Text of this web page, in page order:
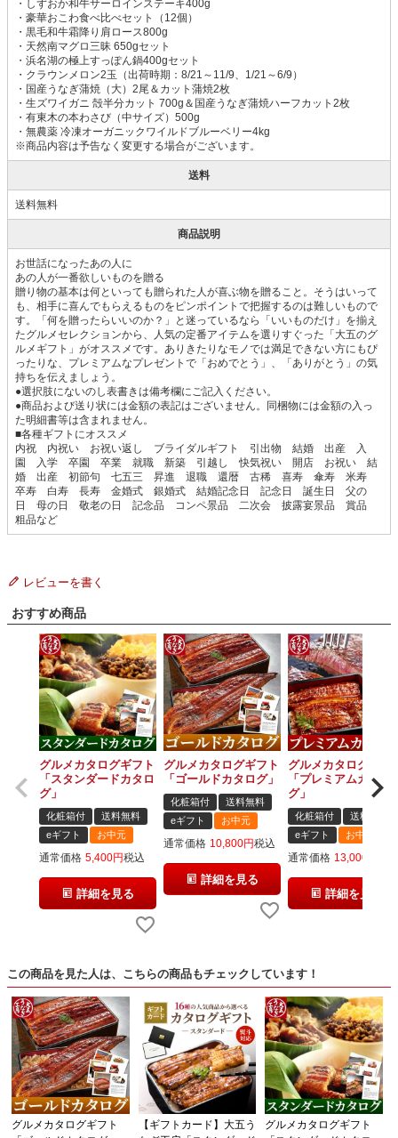
・しずおか和牛サーロインステーキ400g
・豪華おこわ食べ比べセット（12個）
・黒毛和牛霜降り肩ロース800g
・天然南マグロ三昧 650gセット
・浜名湖の極上すっぽん鍋400gセット
・クラウンメロン2玉（出荷時期：8/21～11/9、1/21～6/9）
・国産うなぎ蒲焼（大）2尾＆カット蒲焼2枚
・生ズワイガニ 殻半分カット 700g＆国産うなぎ蒲焼ハーフカット2枚
・有東木の本わさび（中サイズ）500g
・無農薬 冷凍オーガニックワイルドブルーベリー4kg
※商品内容は予告なく変更する場合がございます。
送料
送料無料
商品説明
お世話になったあの人に
あの人が一番欲しいものを贈る
贈り物の基本は何といっても贈られた人が喜ぶ物を贈ること。そうはいって
も、相手に喜んでもらえるものをピンポイントで把握するのは難しいもので
す。「何を贈ったらいいのか？」と迷っているなら「いいものだけ」を揃え
たグルメセレクションから、人気の定番アイテムを選りすぐった「大五のグ
ルメギフト」がオススメです。ありきたりなモノでは満足できない方にもぴ
ったりな、プレミアムなプレゼントで「おめでとう」、「ありがとう」の気
持ちを伝えましょう。
●選択肢にないのし表書きは備考欄にご記入ください。
●商品および送り状には金額の表記はございません。同梱物には金額の入っ
た明細書等は含まれません。
■各種ギフトにオススメ
内祝 内祝い お祝い返し ブライダルギフト 引出物 結婚 出産 入
園 入学 卒園 卒業 就職 新築 引越し 快気祝い 開店 お祝い 結
婚 出産 初節句 七五三 昇進 退職 還暦 古稀 喜寿 傘寿 米寿
卒寿 白寿 長寿 金婚式 銀婚式 結婚記念日 記念日 誕生日 父の
日 母の日 敬老の日 記念品 コンペ景品 二次会 披露宴景品 賞品
粗品など
レビューを書く
おすすめ商品
グルメカタログギフト
「スタンダードカタロ
グ」
化粧箱付
送料無料
eギフト
お中元
通常価格 5,400 税込
詳細を見る
グルメカタログギフト
「ゴールドカタログ」
化粧箱付
送料無料
eギフト
お中元
通常価格 10,800 税込
詳細を見る
グルメカタログギフ
「プレミアムカタロ
グ」
化粧箱付
送料無料
eギフト
お中元
通常価格 13,000
詳細を見る
この商品を見た人は、こちらの商品もチェックしています！
グルメカタログギフト
【ギフトカード】大五う
グルメカタログギフト